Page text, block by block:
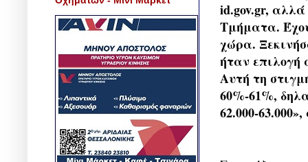
id.gov.gr,
Τμήματα.
χώρα.
ήταν επιλογή
Αυτή τη
60%-61%,
62.000-